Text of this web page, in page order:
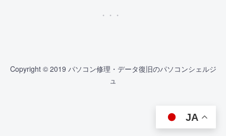
Copyright © 2019 パソコン修理・データ復旧のパソコンシェルジ
ュ
JA